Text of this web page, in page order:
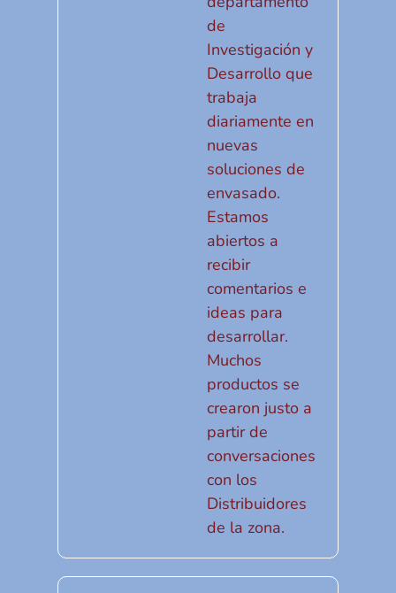
de
Investigación y
Desarrollo que
trabaja
diariamente en
nuevas
soluciones de
envasado.
Estamos
abiertos a
recibir
comentarios e
ideas para
desarrollar.
Muchos
productos se
crearon justo a
partir de
conversaciones
con los
Distribuidores
de la zona.